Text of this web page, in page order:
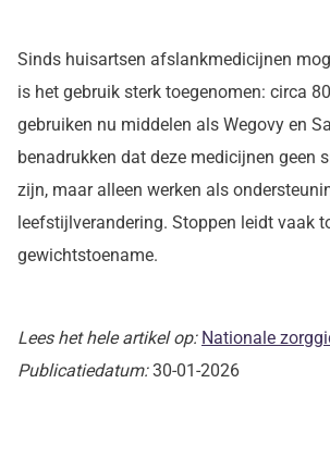
Sinds huisartsen afslankmedicijnen
is het gebruik sterk toegenomen: circa
gebruiken nu middelen als Wegovy en
benadrukken dat deze medicijnen geen
zijn, maar alleen werken als
leefstijlverandering. Stoppen leidt vaak
gewichtstoename.
Lees het hele artikel op: Nationale
Publicatiedatum:30-01-2026